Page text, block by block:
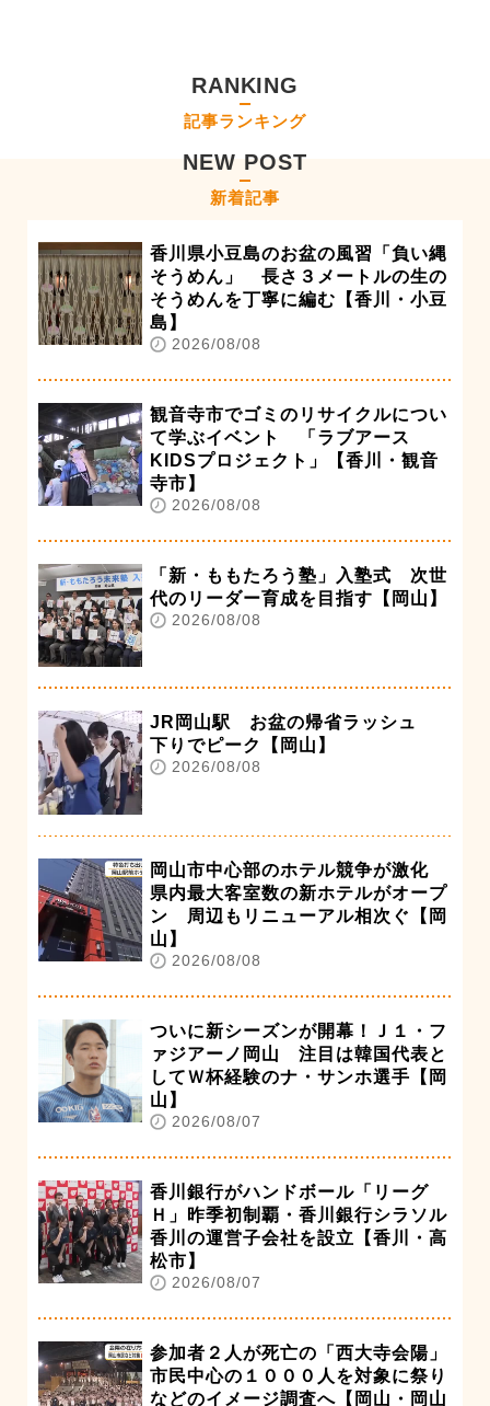
RANKING
記事ランキング
NEW POST
新着記事
香川県小豆島のお盆の風習「負い縄
そうめん」 長さ３メートルの生の
そうめんを丁寧に編む【香川・小豆
島】
2026/08/08
観音寺市でゴミのリサイクルについ
て学ぶイベント 「ラブアース
KIDSプロジェクト」【香川・観音
寺市】
2026/08/08
「新・ももたろう塾」入塾式 次世
代のリーダー育成を目指す【岡山】
2026/08/08
JR岡山駅 お盆の帰省ラッシュ
下りでピーク【岡山】
2026/08/08
岡山市中心部のホテル競争が激化
県内最大客室数の新ホテルがオープ
ン 周辺もリニューアル相次ぐ【岡
山】
2026/08/08
ついに新シーズンが開幕！Ｊ１・フ
ァジアーノ岡山 注目は韓国代表と
してＷ杯経験のナ・サンホ選手【岡
山】
2026/08/07
香川銀行がハンドボール「リーグ
Ｈ」昨季初制覇・香川銀行シラソル
香川の運営子会社を設立【香川・高
松市】
2026/08/07
参加者２人が死亡の「西大寺会陽」
市民中心の１０００人を対象に祭り
などのイメージ調査へ【岡山・岡山